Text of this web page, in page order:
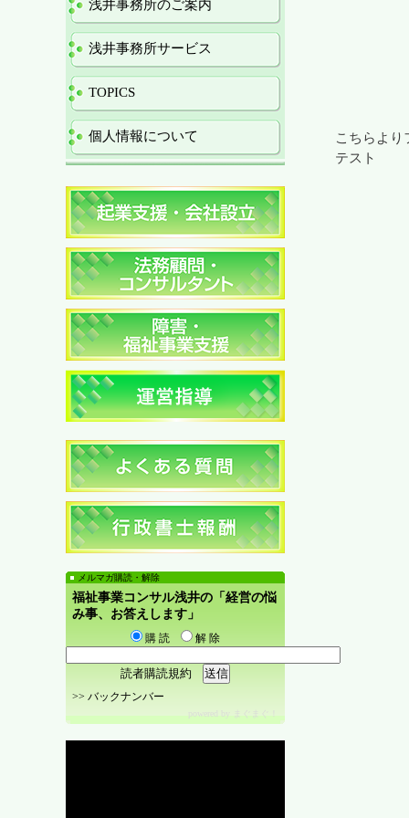
こちらより
テスト
浅井事務所のご案内
浅井事務所サービス
TOPICS
個人情報について
メルマガ購読・解除
福祉事業コンサル浅井の「経営の悩
み事、お答えします」
購 読 解 除
読者購読規約
>> バックナンバー